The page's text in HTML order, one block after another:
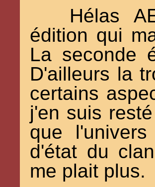
Hélas
édition qui
La seconde
D'ailleurs la
certains
j'en suis
que
d'état du
me plait plus.